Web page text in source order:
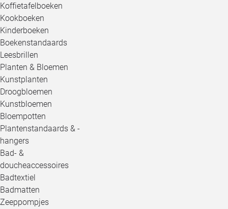
Koffietafelboeken
Kookboeken
Kinderboeken
Boekenstandaards
Leesbrillen
Planten & Bloemen
Kunstplanten
Droogbloemen
Kunstbloemen
Bloempotten
Plantenstandaards & -
hangers
Bad- &
doucheaccessoires
Badtextiel
Badmatten
Zeeppompjes